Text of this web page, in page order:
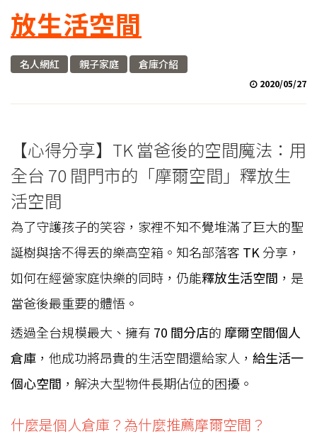
放生活空間
名人網紅 親子家庭 倉庫介紹
2020/05/27
【心得分享】TK 當爸後的空間魔法：用
全台 70 間門市的「摩爾空間」釋放生
活空間
為了守護孩子的笑容，家裡不知不覺堆滿了巨大的聖
誕樹與捨不得丟的樂高空箱。知名部落客 TK 分享，
如何在經營家庭快樂的同時，仍能釋放生活空間 ，是
當爸後最重要的體悟。
透過全台規模最大、擁有 70 間分店的 摩爾空間個人
倉庫 ，他成功將昂貴的生活空間還給家人， 給生活一
個心空間 ，解決大型物件長期佔位的困擾。
什麼是個人倉庫？為什麼推薦摩爾空間？